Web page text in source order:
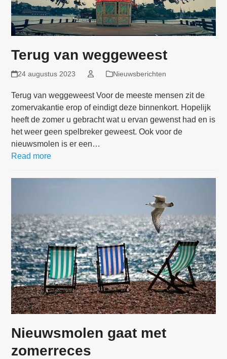
Terug van weggeweest
24 augustus 2023 Nieuwsberichten
Terug van weggeweest Voor de meeste mensen zit de
zomervakantie erop of eindigt deze binnenkort. Hopelijk
heeft de zomer u gebracht wat u ervan gewenst had en is
het weer geen spelbreker geweest. Ook voor de
nieuwsmolen is er een…
Read more
Nieuwsmolen gaat met
zomerreces